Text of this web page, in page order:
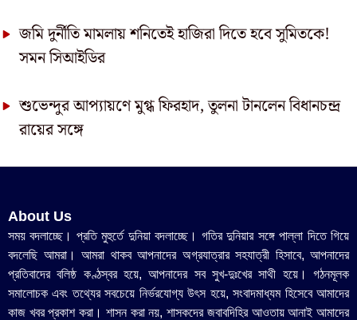
জমি দুর্নীতি মামলায় শনিতেই হাজিরা দিতে হবে সুমিতকে!
সমন সিআইডির
শুভেন্দুর আপ্যায়ণে মুগ্ধ ফিরহাদ, তুলনা টানলেন বিধানচন্দ্র
রায়ের সঙ্গে
About Us
সময় বদলাচ্ছে। প্রতি মুহুর্তে দুনিয়া বদলাচ্ছে। গতির দুনিয়ার সঙ্গে পাল্লা দিতে গিয়ে
বদলেছি আমরা। আমরা থাকব আপনাদের অগ্রযাত্রার সহযাত্রী হিসাবে, আপনাদের
প্রতিবাদের বলিষ্ঠ কণ্ঠস্বর হয়ে, আপনাদের সব সুখ-দুঃখের সাথী হয়ে। গঠনমূলক
সমালোচক এবং তথ্যের সবচেয়ে নির্ভরযোগ্য উ‍ৎস হয়ে, সংবাদমাধ্যম হিসেবে আমাদের
কাজ খবর প্রকাশ করা। শাসন করা নয়, শাসকদের জবাবদিহির আওতায় আনাই আমাদের